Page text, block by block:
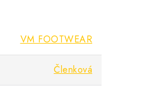
VM FOOTWEAR
Členková